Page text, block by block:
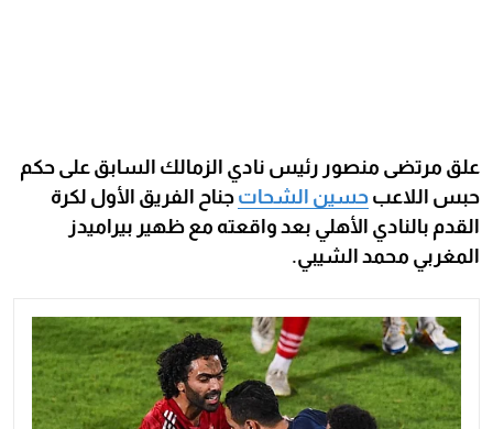
علق مرتضى منصور رئيس نادي الزمالك السابق على حكم
حبس اللاعب حسين الشحات جناح الفريق الأول لكرة
القدم بالنادي الأهلي بعد واقعته مع ظهير بيراميدز
المغربي محمد الشيبي.